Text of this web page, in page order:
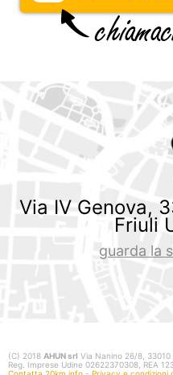
Via IV Genova,
Friuli
guarda la
(C) 2018 AHUN srl Via Nanino 26/8, 33010
Reg. Imprese Udine 02622370308, REA